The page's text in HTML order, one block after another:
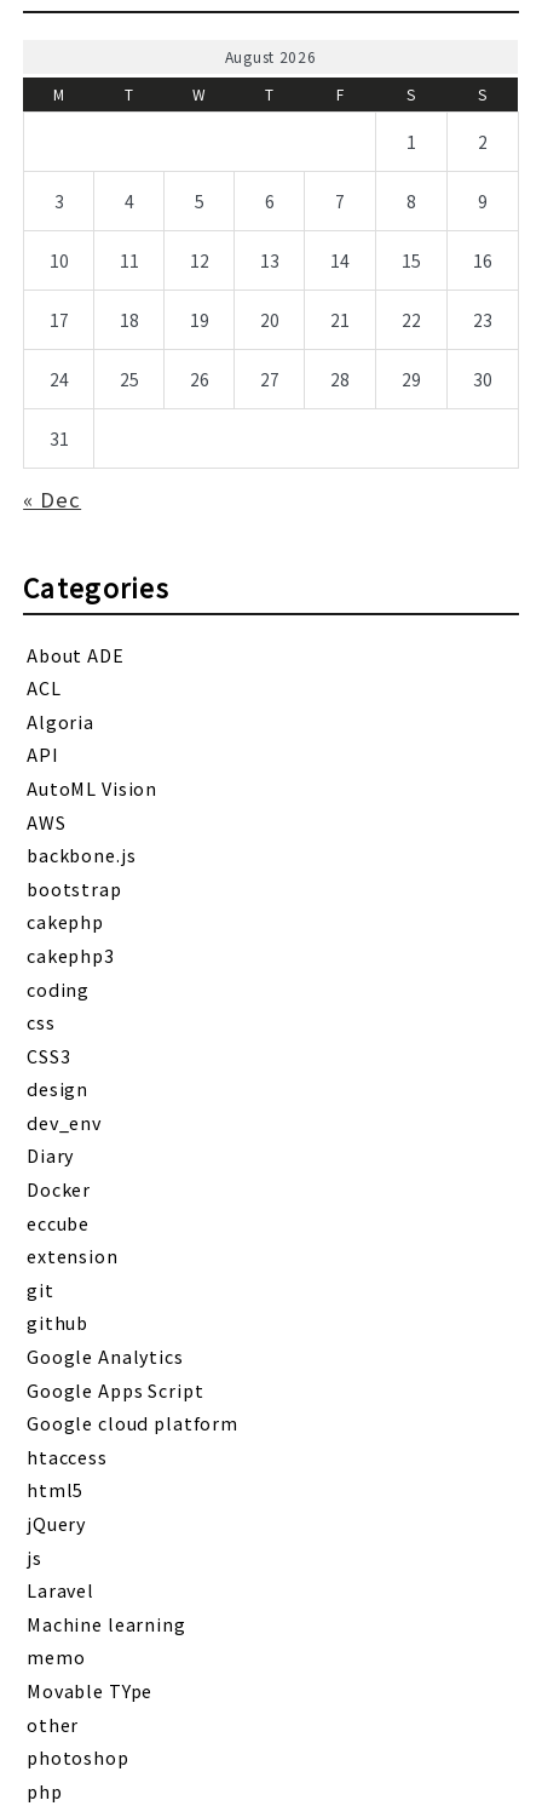
August 2026
M
T W T F S S
1 2
3 4 5 6 7 8 9
10 11 12 13 14 15 16
17 18 19 20 21 22 23
24 25 26 27 28 29 30
31
« Dec
Categories
About ADE
ACL
Algoria
API
AutoML Vision
AWS
backbone.js
bootstrap
cakephp
cakephp3
coding
css
CSS3
design
dev_env
Diary
Docker
eccube
extension
git
github
Google Analytics
Google Apps Script
Google cloud platform
htaccess
html5
jQuery
js
Laravel
Machine learning
memo
Movable TYpe
other
photoshop
php